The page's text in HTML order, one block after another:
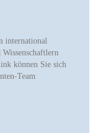
international
können Sie sich
Team